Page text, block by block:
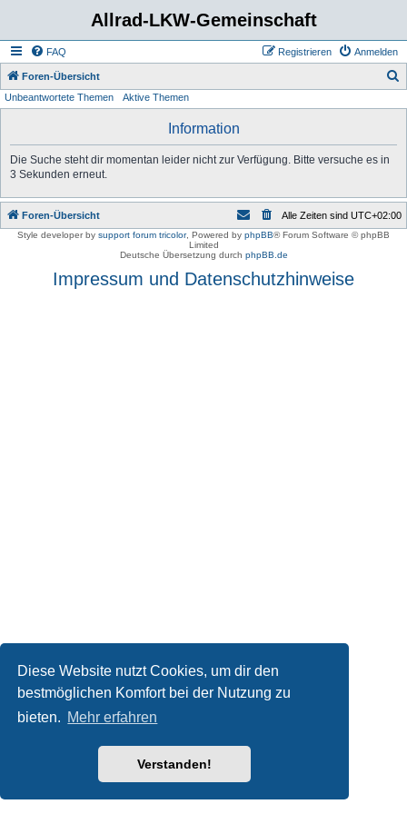
Diese Website nutzt Cookies, um dir den
bestmöglichen Komfort bei der Nutzung zu
bieten. Mehr erfahren
Verstanden!
Allrad-LKW-Gemeinschaft
FAQ Anmelden
Registrieren
Foren-Übersicht
Unbeantwortete Themen Aktive Themen
Information
Die Suche steht dir momentan leider nicht zur Verfügung. Bitte versuche es in
3 Sekunden erneut.
Foren-Übersicht Alle Zeiten sind UTC+02:00
Style developer by support forum tricolor, Powered by phpBB® Forum Software © phpBB
Limited
Deutsche Übersetzung durch phpBB.de
Impressum und Datenschutzhinweise